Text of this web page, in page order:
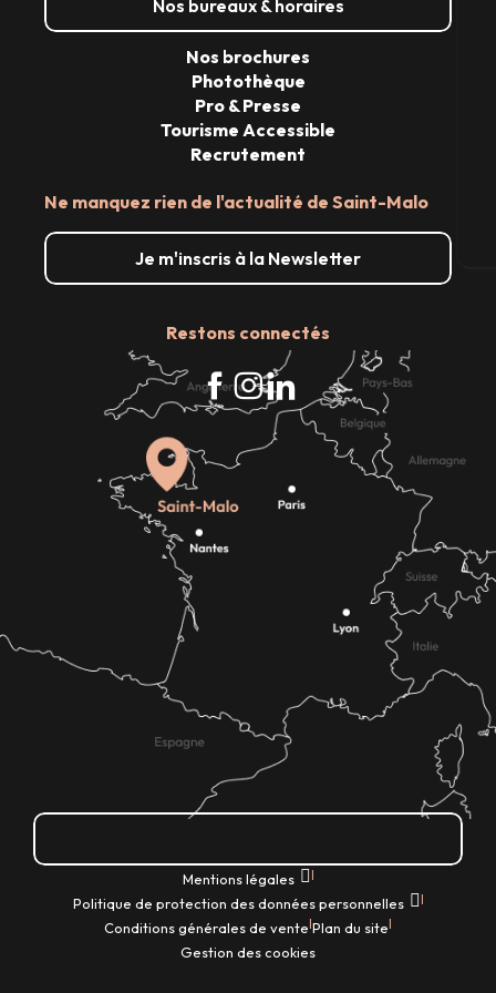
Nos bureaux & horaires
Ne manquez rien de l'actualité de Saint-Malo
Je m'inscris à la Newsletter
Restons connectés
Nos brochures
Photothèque
Pro & Presse
Tourisme Accessible
Recrutement
Mentions légales |
Politique de protection des données personnelles |
Conditions générales de vente|Plan du site|
Gestion des cookies